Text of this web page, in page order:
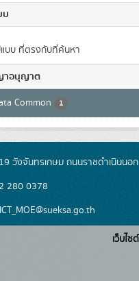
บ
บบ ที่ตรงกับที่ค้นหา
อนุญาต
Common 1
วังจันทรเกษม ถนนราชดำเนินน
280 0378
เว็บไ